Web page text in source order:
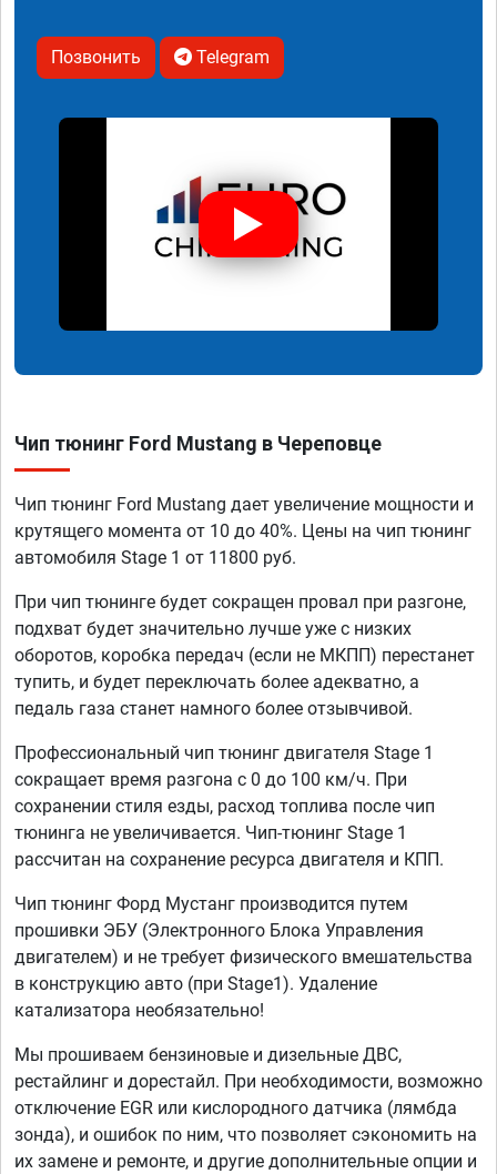
Позвонить Telegram
Чип тюнинг Ford Mustang в Череповце
Чип тюнинг Ford Mustang дает увеличение мощности и
крутящего момента от 10 до 40%. Цены на чип тюнинг
автомобиля Stage 1 от 11800 руб.
При чип тюнинге будет сокращен провал при разгоне,
подхват будет значительно лучше уже с низких
оборотов, коробка передач (если не МКПП) перестанет
тупить, и будет переключать более адекватно, а
педаль газа станет намного более отзывчивой.
Профессиональный чип тюнинг двигателя Stage 1
сокращает время разгона с 0 до 100 км/ч. При
сохранении стиля езды, расход топлива после чип
тюнинга не увеличивается. Чип-тюнинг Stage 1
рассчитан на сохранение ресурса двигателя и КПП.
Чип тюнинг Форд Мустанг производится путем
прошивки ЭБУ (Электронного Блока Управления
двигателем) и не требует физического вмешательства
в конструкцию авто (при Stage1). Удаление
катализатора необязательно!
Мы прошиваем бензиновые и дизельные ДВС,
рестайлинг и дорестайл. При необходимости, возможно
отключение EGR или кислородного датчика (лямбда
зонда), и ошибок по ним, что позволяет сэкономить на
их замене и ремонте, и другие дополнительные опции и